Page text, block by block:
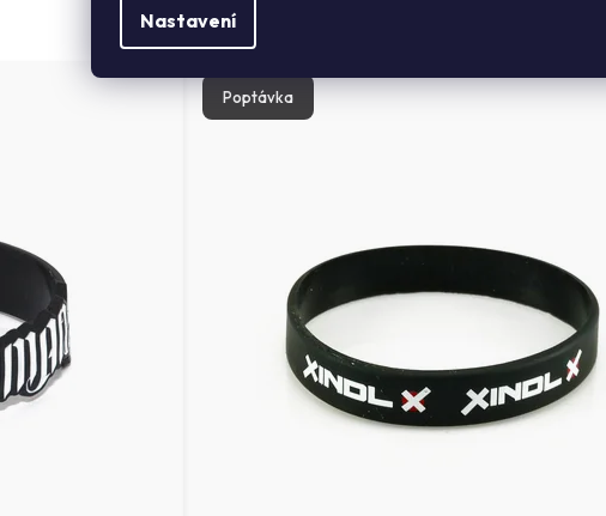
Nastavení
Poptávka